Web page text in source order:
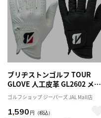
ブリヂストンゴルフ TOUR
GLOVE 人工皮革 GL2602 メン
ズ 左手用 ゴルフ グローブ
BRIDGESTONE GOLF 2026年
モデル 日本正規品
ゴルフショップ ジーパーズ JAL Mall店
1,590 円 （税込）